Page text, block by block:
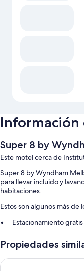
Información
Super 8 by
Este motel cerca de
Super 8 by Wyndham
para llevar incluido y
habitaciones.
Estos son algunos más de
Estacionamiento gratis
out exprés y máquina
Los clientes suelen
Propiedades
Days Inn by Wyndham